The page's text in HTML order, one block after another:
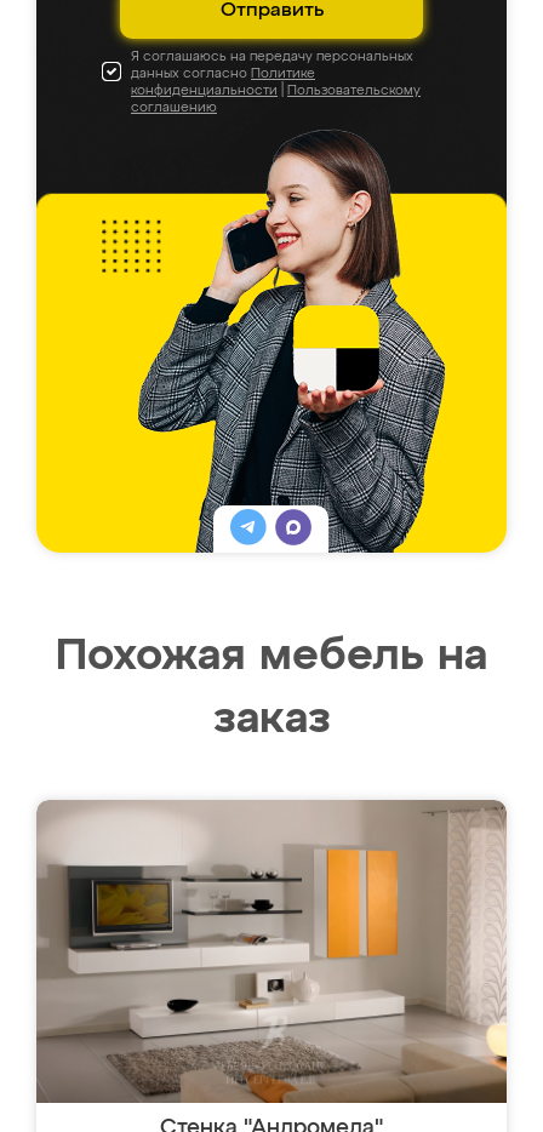
Отправить
Я соглашаюсь на передачу персональных
данных согласно Политике
конфиденциальности
Пользовательскому
соглашению
Похожая мебель на
заказ